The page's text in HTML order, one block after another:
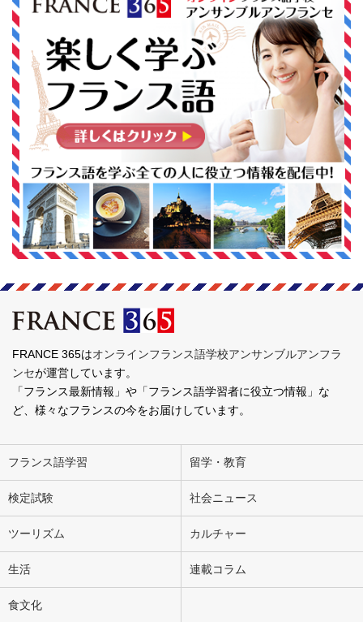
FRANCE 365はオンラインフランス語学校アンサンブルアンフラ
ンセが運営しています。
「フランス最新情報」や「フランス語学習者に役立つ情報」な
ど、様々なフランスの今をお届けしています。
フランス語学習 留学・教育
検定試験 社会ニュース
ツーリズム カルチャー
生活 連載コラム
食文化